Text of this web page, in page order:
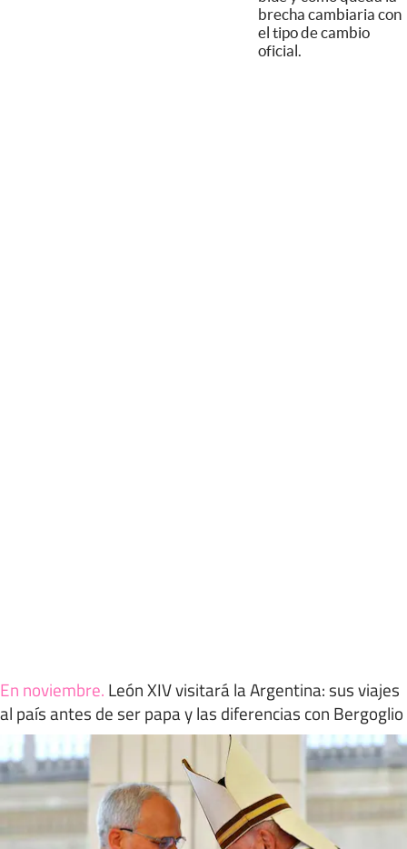
brecha cambiaria con
el tipo de cambio
oficial.
En noviembre. León XIV visitará la Argentina: sus viajes
al país antes de ser papa y las diferencias con Bergoglio